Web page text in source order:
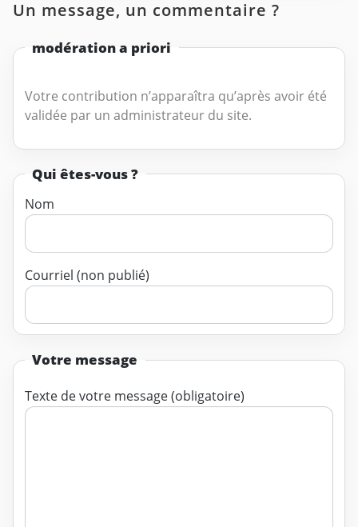
Un message, un commentaire ?
modération a priori
Votre contribution n’apparaîtra qu’après avoir été
validée par un administrateur du site.
Qui êtes-vous ?
Nom
Courriel (non publié)
Votre message
Texte de votre message (obligatoire)